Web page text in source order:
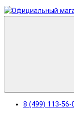
8 (499) 113-56-